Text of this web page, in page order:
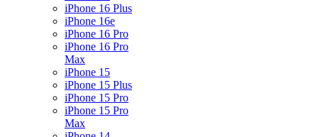
iPhone 16 Plus
iPhone 16e
iPhone 16 Pro
iPhone 16 Pro
Max
iPhone 15
iPhone 15 Plus
iPhone 15 Pro
iPhone 15 Pro
Max